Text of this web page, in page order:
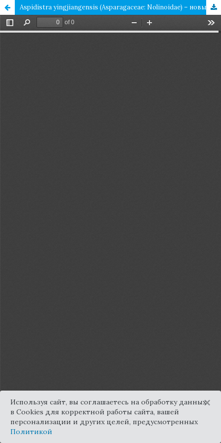
Aspidistra yingjiangensis (Asparagaceae: Nolinoidae) – новый вид флоры Индии
Используя сайт, вы соглашаетесь на обработку данных
в Cookies для корректной работы сайта, вашей
персонализации и других целей, предусмотренных
Политикой
×